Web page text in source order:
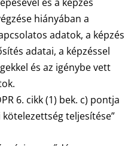
hiányában a
adatok, a képzés
adatai, a képzéssel
és az igénybe vett
6. cikk (1) bek. c) pontja
teljesítése”